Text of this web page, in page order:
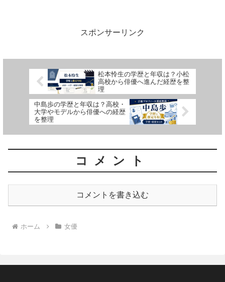
スポンサーリンク
松本怜生の学歴と年収は？小松
高校から俳優へ進んだ経歴を整
理
中島歩の学歴と年収は？高校・
大学やモデルから俳優への経歴
を整理
コメント
コメントを書き込む
ホーム 女優